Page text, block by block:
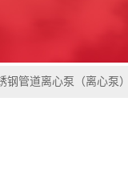
钢管道离心泵（离心泵）